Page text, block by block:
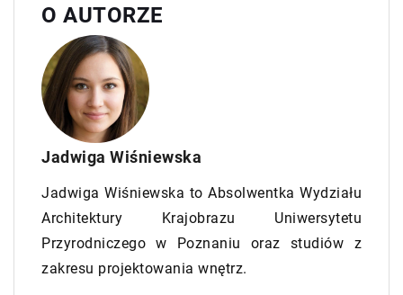
O AUTORZE
Jadwiga Wiśniewska
Jadwiga Wiśniewska to Absolwentka Wydziału
Architektury Krajobrazu Uniwersytetu
Przyrodniczego w Poznaniu oraz studiów z
zakresu projektowania wnętrz.